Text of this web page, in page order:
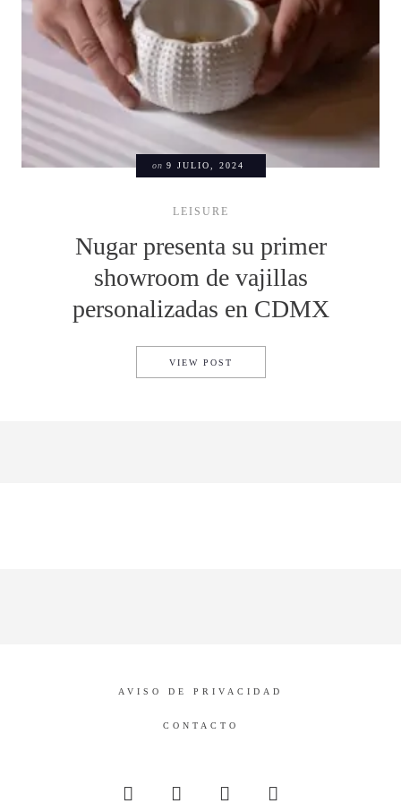
on 9 JULIO, 2024
LEISURE
Nugar presenta su primer
showroom de vajillas
personalizadas en CDMX
VIEW POST
AVISO DE PRIVACIDAD
CONTACTO